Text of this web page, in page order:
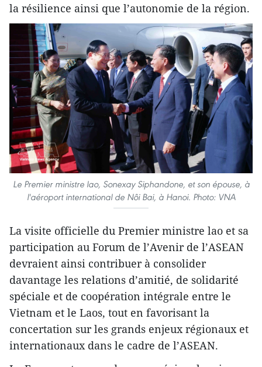
la résilience ainsi que l’autonomie de la région.
Le Premier ministre lao, Sonexay Siphandone, et son épouse, à
l'aéroport international de Nôi Bai, à Hanoi. Photo: VNA
La visite officielle du Premier ministre lao et sa
participation au Forum de l’Avenir de l’ASEAN
devraient ainsi contribuer à consolider
davantage les relations d’amitié, de solidarité
spéciale et de coopération intégrale entre le
Vietnam et le Laos, tout en favorisant la
concertation sur les grands enjeux régionaux et
internationaux dans le cadre de l’ASEAN.